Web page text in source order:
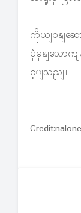
ကိုယျဝနျဆေ
ပုံမှနျသော
င့ျသညျ။